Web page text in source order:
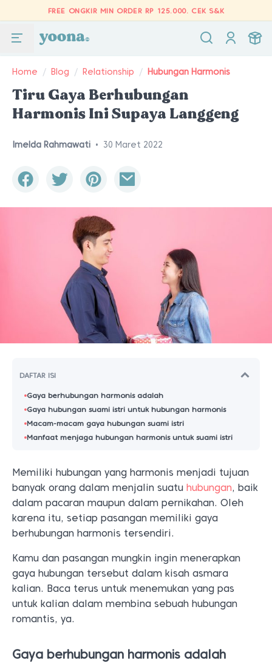
FREE ONGKIR MIN ORDER RP 125.000. CEK S&K
Home / Blog / Relationship / Hubungan Harmonis
Tiru Gaya Berhubungan
Harmonis Ini Supaya Langgeng
Imelda Rahmawati • 30 Maret 2022
DAFTAR ISI
Gaya berhubungan harmonis adalah
Gaya hubungan suami istri untuk hubungan harmonis
Macam-macam gaya hubungan suami istri
Manfaat menjaga hubungan harmonis untuk suami istri
Memiliki hubungan yang harmonis menjadi tujuan
banyak orang dalam menjalin suatu hubungan, baik
dalam pacaran maupun dalam pernikahan. Oleh
karena itu, setiap pasangan memiliki gaya
berhubungan harmonis tersendiri.
Kamu dan pasangan mungkin ingin menerapkan
gaya hubungan tersebut dalam kisah asmara
kalian. Baca terus untuk menemukan yang pas
untuk kalian dalam membina sebuah hubungan
romantis, ya.
Gaya berhubungan harmonis adalah